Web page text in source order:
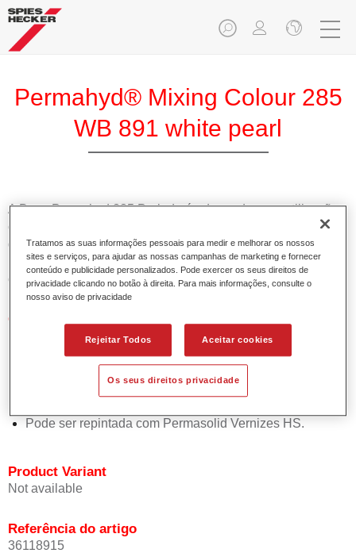
Permahyd® Mixing Colour 285
WB 891 white pearl
A Base Permahyd 285 Perlado é adequada para utilização
com Permahyd Base Bicamada Nacarada 285, um sistema
de base bicamada aquosa de alta qualidade. Está baseada
numa tecnologia especial de dispersão de poliuretano para
cores sólidas e de efeitos.
Características do produto
Permite uma aplicação simples e rápida numa operação
de 1.5 demãos.
Oferece boa estabilidade vertical.
Pode ser repintada com Permasolid Vernizes HS.
Product Variant
Not available
Referência do artigo
36118915
Tratamos as suas informações pessoais para medir e melhorar os nossos
sites e serviços, para ajudar as nossas campanhas de marketing e fornecer
conteúdo e publicidade personalizados. Pode exercer os seus direitos de
privacidade clicando no botão à direita. Para mais informações, consulte o
nosso aviso de privacidade
Rejeitar Todos Aceitar cookies
Os seus direitos privacidade